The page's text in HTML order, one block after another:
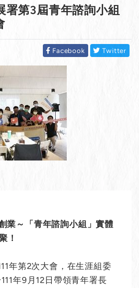
署第3屆青年諮詢小組
Facebook Twitter
業～「青年諮詢小組」實體
！
年第2次大會，在生涯組委
年9月12日帶領青年署長